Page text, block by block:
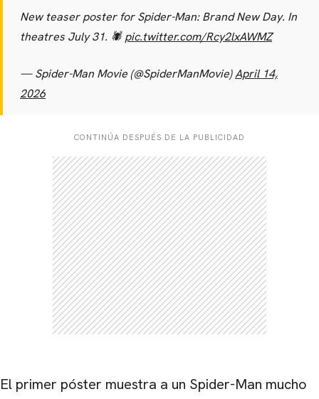
New teaser poster for Spider-Man: Brand New Day. In
theatres July 31. 🕷️pic.twitter.com/Rcy2lxAWMZ
— Spider-Man Movie (@SpiderManMovie)April 14,
2026
CONTINÚA DESPUÉS DE LA PUBLICIDAD
El primer póster muestra a un Spider-Man mucho